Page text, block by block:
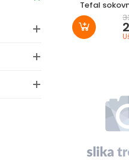
Tefal